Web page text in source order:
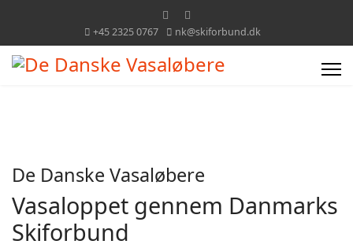
+45 2325 0767 nk@skiforbund.dk
De Danske Vasaløbere
Vasaloppet gennem Danmarks
Skiforbund